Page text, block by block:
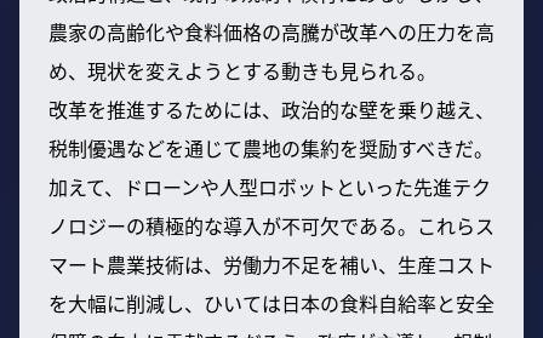
農家の高齢化や食料価格の高騰が改革への圧力を高
め、現状を変えようとする動きも見られる。
改革を推進するためには、政治的な壁を乗り越え、
税制優遇などを通じて農地の集約を奨励すべきだ。
加えて、ドローンや人型ロボットといった先進テク
ノロジーの積極的な導入が不可欠である。これらス
マート農業技術は、労働力不足を補い、生産コスト
を大幅に削減し、ひいては日本の食料自給率と安全